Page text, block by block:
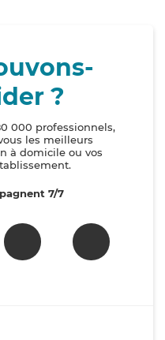
?
000 professionnels,
les meilleurs
à domicile ou vos
7/7